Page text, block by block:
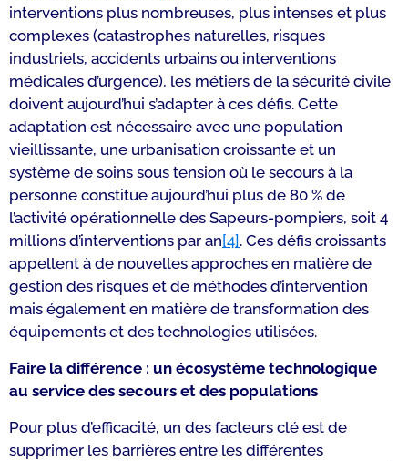
interventions plus nombreuses, plus intenses et plus
complexes (catastrophes naturelles, risques
industriels, accidents urbains ou interventions
médicales d’urgence), les métiers de la sécurité civile
doivent aujourd’hui s’adapter à ces défis. Cette
adaptation est nécessaire avec une population
vieillissante, une urbanisation croissante et un
système de soins sous tension où le secours à la
personne constitue aujourd’hui plus de 80 % de
l’activité opérationnelle des Sapeurs-pompiers, soit 4
millions d’interventions par an[4] . Ces défis croissants
appellent à de nouvelles approches en matière de
gestion des risques et de méthodes d’intervention
mais également en matière de transformation des
équipements et des technologies utilisées.
Faire la différence : un écosystème technologique
au service des secours et des populations
Pour plus d’efficacité, un des facteurs clé est de
supprimer les barrières entre les différentes